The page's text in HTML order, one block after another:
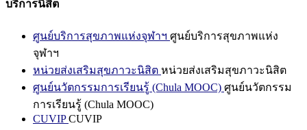
บริการนิสิต
ศูนย์บริการสุขภาพแห่งจุฬาฯ ศูนย์บริการสุขภาพแห่ง
จุฬาฯ
หน่วยส่งเสริมสุขภาวะนิสิต หน่วยส่งเสริมสุขภาวะนิสิต
ศูนย์นวัตกรรมการเรียนรู้ (Chula MOOC) ศูนย์นวัตกรรม
การเรียนรู้ (Chula MOOC)
CUVIPCUVIP